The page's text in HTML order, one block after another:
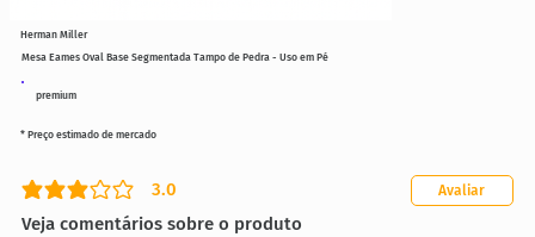
premium
Mesa Eames Oval Base Segmentada Tampo de Pedra - Uso em Pé
3.0
classificação média é 3 de 5
Veja comentários sobre o produto
Avaliar
* Preço estimado de mercado
Herman Miller